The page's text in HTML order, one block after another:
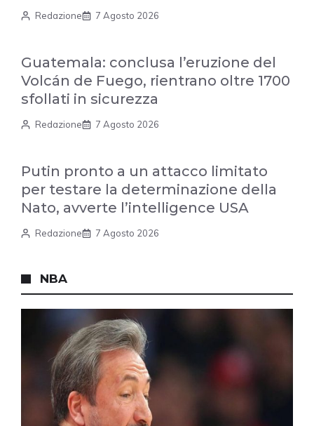
Redazione 7 Agosto 2026
Guatemala: conclusa l’eruzione del
Volcán de Fuego, rientrano oltre 1700
sfollati in sicurezza
Redazione 7 Agosto 2026
Putin pronto a un attacco limitato
per testare la determinazione della
Nato, avverte l’intelligence USA
Redazione 7 Agosto 2026
NBA